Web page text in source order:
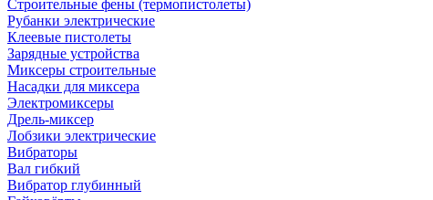
Строительные фены (термопистолеты)
Рубанки электрические
Клеевые пистолеты
Зарядные устройства
Миксеры строительные
Насадки для миксера
Электромиксеры
Дрель-миксер
Лобзики электрические
Вибраторы
Вал гибкий
Вибратор глубинный